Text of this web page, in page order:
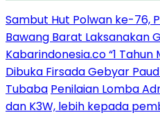
Sambut Hut Polwan ke-76,
Bawang Barat Laksanakan
Kabarindonesia.co “1
Dibuka Firsada Gebyar
Tubaba Penilaian Lomba
dan K3W, lebih kepada